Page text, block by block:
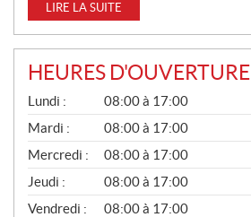
LIRE LA SUITE
HEURES D'OUVERTURE
G
É
N
É
R
A
L
Lundi :
08:00 à 17:00
Mardi :
08:00 à 17:00
Mercredi :
08:00 à 17:00
Jeudi :
08:00 à 17:00
Vendredi :
08:00 à 17:00